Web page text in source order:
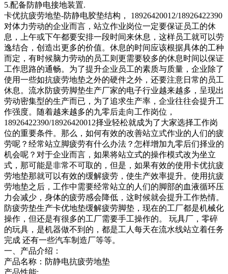
5.配备防静电接地装置.
卡优抗疲劳地垫-防静电胶垫结构， 18926420012/18926422390
对体力劳动的企业而言，站立作业岗位一定要保证员工的休
息，上午或下午都要安排一段时间来休息，这样员工就可以劳
逸结合，创造出更多的价值。休息的时间应该根据具体的工种
而定，有时候脑力劳动的员工则更需要较多的休息时间以保证
工作思路的通畅。为了提升企业员工的素质与质量，企业除了
使用一些如抗疲劳地垫之外的硬件之外，还要注意日常的员工
休息。流水防疲劳脚垫生产厂家的电子行业越来越多，呈现出
劳动密集型的生产而已，为了追求生产率，企业往往会提升工
作强度。随着越来越多的九零后走向工作岗位，
18926422390/18926420012择业轻松就成为了大家选择工作岗
位的重要条件。那么，如何有效的改善站立式作业的人们的疲
劳呢？经常站立脚疲劳有什么办法？怎样增加九零后们择业的
机会呢？对于企业而言，如果将站立式的操作模式改为坐立
式，那可能是非常不可取的，但是，如果有效的使用卡优抗疲
劳地垫那就可以有效的缓解疲劳，使生产效率提升。使用抗疲
劳地垫之后，工作中需要经常站立的人们的脚部的血液循环压
力会减少，身体的疲劳感会降低，这时候就会提升工作热情。
防疲劳垫生产卡优地垫缓解疲劳脚垫，现在的工厂都是机械化
操作，但还是有很多的工厂需要手工操作的。 玩具厂，零碎
的玩具，是机器做不到的，都是工人每天在流水线站立着任务
完成 还有一些汽车制造厂等等。
一、产品介绍：
产品名称：防静电抗疲劳地垫
产品性能: